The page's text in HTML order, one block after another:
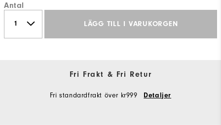
Antal
LÄGG TILL I VARUKORGEN
Fri Frakt & Fri Retur
Fri standardfrakt över kr999 Detaljer